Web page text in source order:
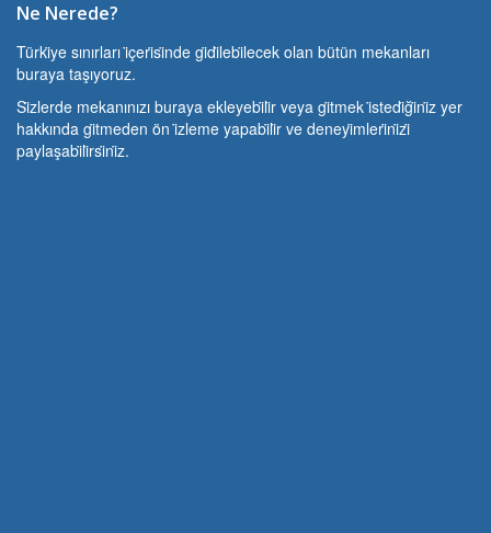
Ne Nerede?
Türki̇ye sınırları i̇çeri̇si̇nde gi̇di̇lebi̇lecek olan bütün mekanları
buraya taşıyoruz.
Si̇zlerde mekanınızı buraya ekleyebi̇li̇r veya gi̇tmek i̇stedi̇ği̇ni̇z yer
hakkında gi̇tmeden ön i̇zleme yapabi̇li̇r ve deneyi̇mleri̇ni̇zi̇
paylaşabi̇li̇rsi̇ni̇z.